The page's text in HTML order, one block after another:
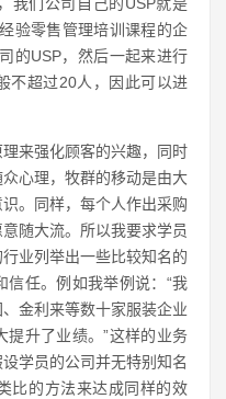
验零售管理培训课程的企
的USP，然后一起来进行
不超过20人，因此可以进
来强化顾客的兴趣，同时
心理，牧群的移动是由大
。同样，每个人作出采购
随大流。所以我要求学员
业列举出一些比较知名的
信任。例如我举例说：“我
金利来等数十家服装企业
提升了业绩。”这样的业务
学员的公司并无特别知名
比的方法来达成同样的效